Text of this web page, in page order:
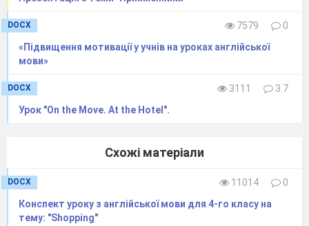
DOCX 7579
0
«Підвищення мотивації у учнів на уроках англійської
мови»
DOCX 3111
3.7
Урок "On the Move. At the Hotel".
Схожі матеріали
DOCX 11014
0
Конспект уроку з англійської мови для 4-го класу на
тему: "Shopping"